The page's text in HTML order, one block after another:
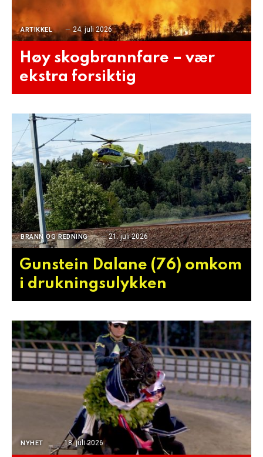
ARTIKKEL 24. juli 2026
Høy skogbrannfare – vær
ekstra forsiktig
BRANN OG REDNING 21. juli 2026
Gunstein Dalane (76) omkom
i drukningsulykken
NYHET 18. juli 2026